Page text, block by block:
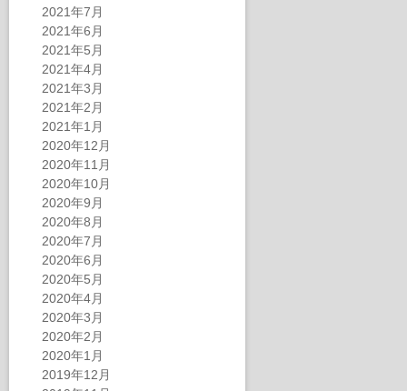
2021年7月
2021年6月
2021年5月
2021年4月
2021年3月
2021年2月
2021年1月
2020年12月
2020年11月
2020年10月
2020年9月
2020年8月
2020年7月
2020年6月
2020年5月
2020年4月
2020年3月
2020年2月
2020年1月
2019年12月